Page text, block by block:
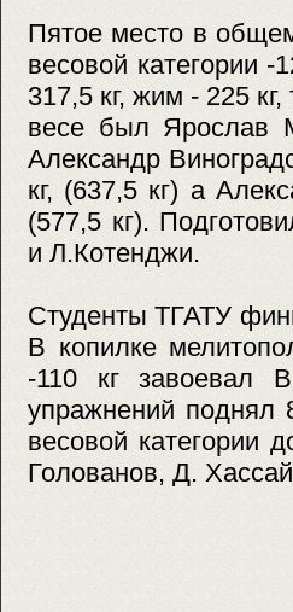
Пятое место в
весовой категории
317,5 кг, жим - 225
весе был Ярослав
Александр
кг, (637,5 кг) а
(577,5 кг).
и Л.Котенджи.
Студенты ТГАТУ
В копилке
-110 кг завоевал
упражнений поднял
весовой категории
Голованов, Д.